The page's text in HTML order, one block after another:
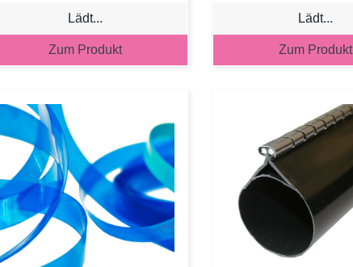
Lädt...
Zum Produkt
Lädt...
Zum Produkt